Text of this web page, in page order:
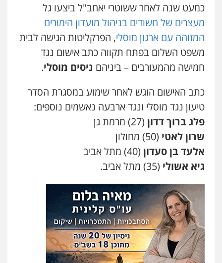
פלילי עורכי דין לענייני אסירים פשיעה
חמורה מעצרים וחקירות
0507587013
עו"ד אביגדור פלדמן
פלילי אסירים צווארון לבן זכויות אדם
עו"ד יאיר בן סימון
פלילי תעבורה אזרחי
0505719060
אסף כרמונה – עורך דין פלילי
פלילי
וחקירות
0522540777
עו"ד דניאל דרוביצקי
פלילי משפחה צבאי
0526409925
כמעט שנה לאחר ששוטרי יאחב"ל ביצעו גל
מעצרים של חשודים בניהול מועדון הימורים
המזוהה עם ארגון מוסלי, הפרקליטות הגישה לבית
משפט השלום בפתח תקווה כתב אישום נגד
חמישה מהמעורבים – ביניהם ניסים מוסלי.
כתב האישום הוגש לאחר שימוע במסגרת הסדר
טיעון נגד מוסלי ונגד ארבעה נאשמים נוספים:
פלג ברוך דדון (27) מרמת גן
שרון לאטי (50) מחולון
אלעד בן סעדון (40) מתל אביב
גיא אשולי (35) מתל אביב.